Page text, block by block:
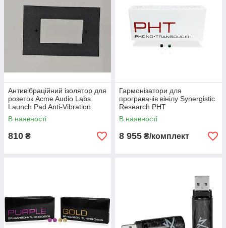
Антивібраційний ізолятор для
розеток Acme Audio Labs
Launch Pad Anti-Vibration
Isolator
В наявності
810 ₴
Гармонізатори для
програвачів вінілу Synergistic
Research PHT
В наявності
8 955 ₴/комплект